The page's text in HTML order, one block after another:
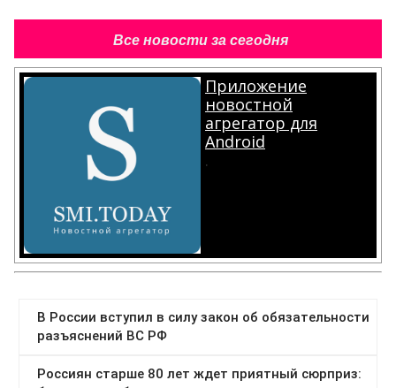
Все новости за сегодня
Приложение
новостной
агрегатор для
Android
.